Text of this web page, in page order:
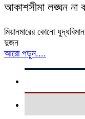
আকাশসীমা লঙ্ঘন না
মিয়ানমারের কোনো
দুজন
আরো পড়ুন....